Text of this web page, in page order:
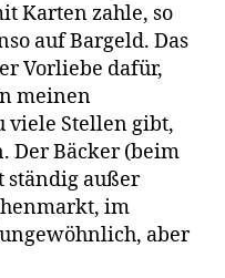
Karten zahle, so
auf Bargeld. Das
Vorliebe dafür,
meinen
viele Stellen gibt,
Der Bäcker (beim
ständig außer
im
aber